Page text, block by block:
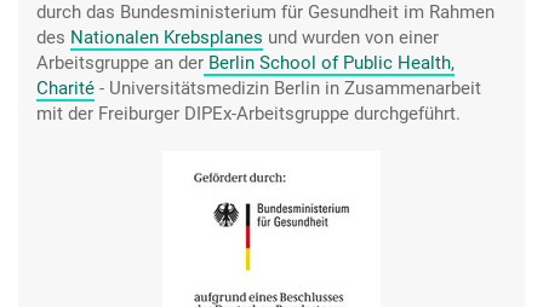
durch das Bundesministerium für Gesundheit im Rahmen
des Nationalen Krebsplanes und wurden von einer
Arbeitsgruppe an der Berlin School of Public Health,
Charité - Universitätsmedizin Berlin in Zusammenarbeit
mit der Freiburger DIPEx-Arbeitsgruppe durchgeführt.